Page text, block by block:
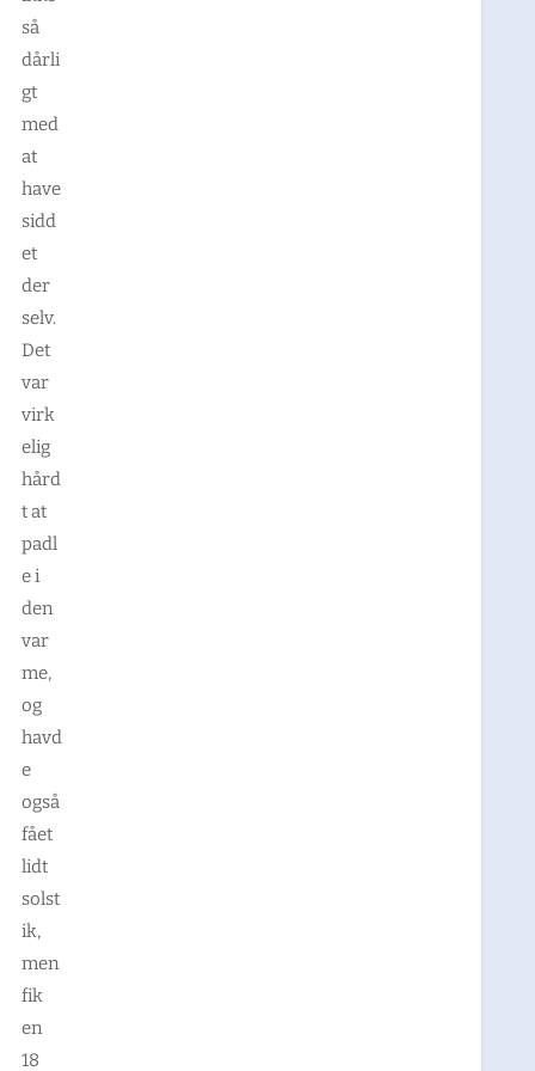
så
dårli
gt
med
at
have
sidd
et
der
selv.
Det
var
virk
elig
hård
t at
padl
e i
den
var
me,
og
havd
e
også
fået
lidt
solst
ik,
men
fik
en
18